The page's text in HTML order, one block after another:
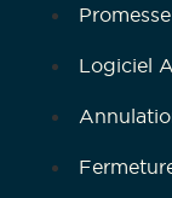
Logiciel